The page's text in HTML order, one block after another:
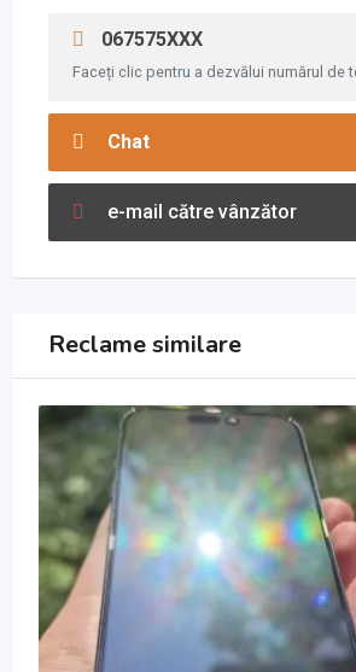
067575XXX
Faceți clic pentru a dezvălui numărul de
Chat
e-mail către vânzător
Reclame similare